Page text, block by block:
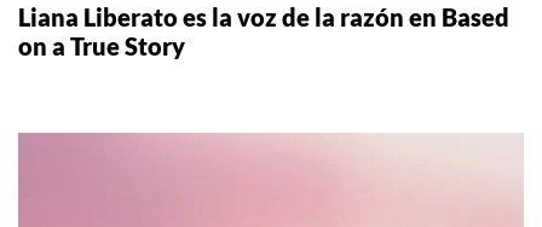
Liana Liberato es la voz de la razón en Based
on a True Story